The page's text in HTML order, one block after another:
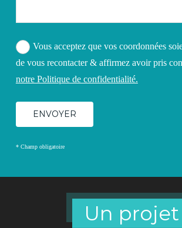
Vous acceptez que vos coordonnées
de vous recontacter & affirmez avoir pris
notre Politique de confidentialité.
* Champ obligatoire
Un projet